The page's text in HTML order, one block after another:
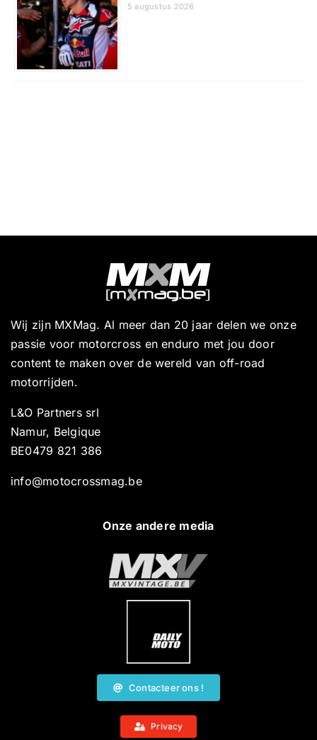
5 augustus 2026
Wij zijn MXMag. Al meer dan 20 jaar delen we onze
passie voor motorcross en enduro met jou door
content te maken over de wereld van off-road
motorrijden.
L&O Partners srl
Namur, Belgique
BE0479 821 386
info@motocrossmag.be
Onze andere media
Contacteer ons !
Privacy